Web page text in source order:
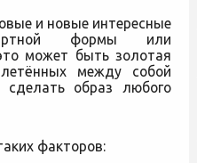
и новые интересные
формы или
может быть золотая
между собой
образ любого
факторов: